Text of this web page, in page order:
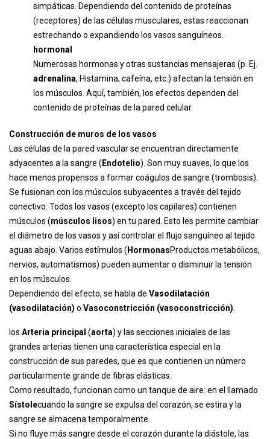
simpáticas. Dependiendo del contenido de proteínas
(receptores) de las células musculares, estas reaccionan
estrechando o expandiendo los vasos sanguíneos.
hormonal
Numerosas hormonas y otras sustancias mensajeras (p. Ej.
adrenalina, Histamina, cafeína, etc.) afectan la tensión en
los músculos. Aquí, también, los efectos dependen del
contenido de proteínas de la pared celular.
Construcción de muros de los vasos
Las células de la pared vascular se encuentran directamente
adyacentes a la sangre ( Endotelio). Son muy suaves, lo que los
hace menos propensos a formar coágulos de sangre (trombosis).
Se fusionan con los músculos subyacentes a través del tejido
conectivo. Todos los vasos (excepto los capilares) contienen
músculos (músculos lisos) en tu pared. Esto les permite cambiar
el diámetro de los vasos y así controlar el flujo sanguíneo al tejido
aguas abajo. Varios estímulos ( HormonasProductos metabólicos,
nervios, automatismos) pueden aumentar o disminuir la tensión
en los músculos.
Dependiendo del efecto, se habla de Vasodilatación
(vasodilatación) o Vasoconstricción (vasoconstricción)
los Arteria principal (aorta) y las secciones iniciales de las
grandes arterias tienen una característica especial en la
construcción de sus paredes, que es que contienen un número
particularmente grande de fibras elásticas.
Como resultado, funcionan como un tanque de aire: en el llamado
Sístolecuando la sangre se expulsa del corazón, se estira y la
sangre se almacena temporalmente.
Si no fluye más sangre desde el corazón durante la diástole, las